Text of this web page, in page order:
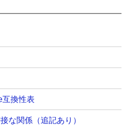
換性表
な関係（追記あり）